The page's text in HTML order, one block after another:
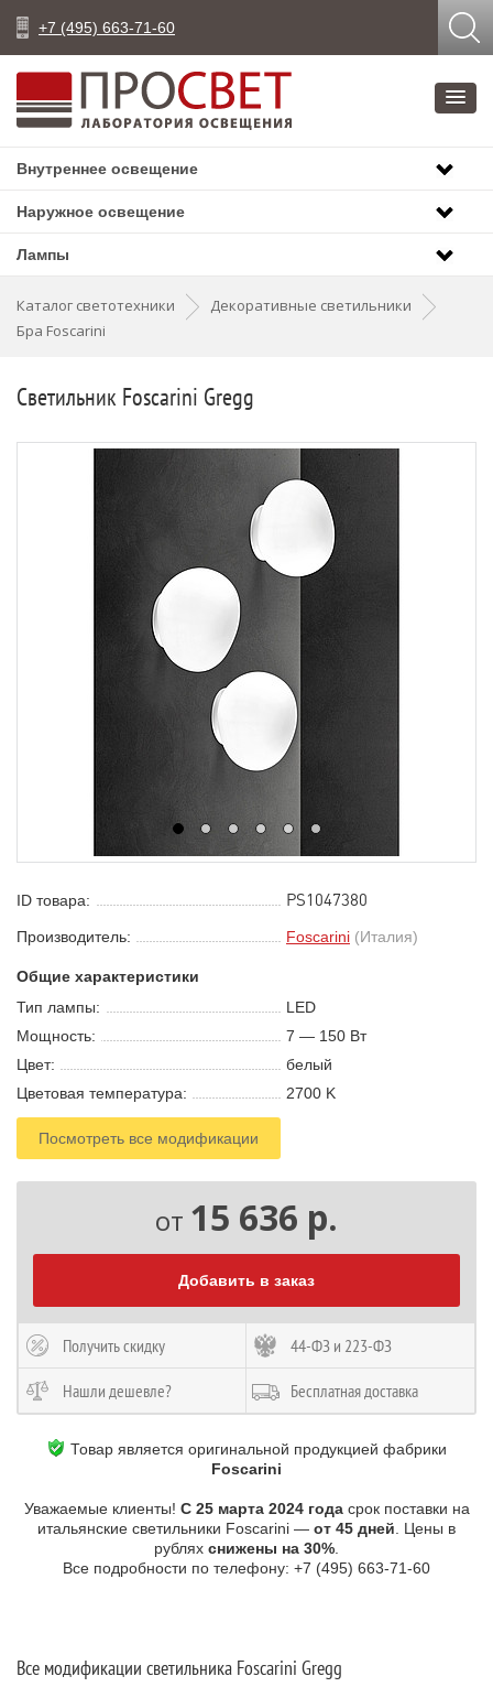
+7 (495) 663-71-60
Внутреннее освещение
Наружное освещение
Лампы
Каталог светотехники
Декоративные светильники
Бра Foscarini
Светильник Foscarini Gregg
ID товара: PS1047380
Производитель: Foscarini (Италия)
Общие характеристики
Тип лампы:
LED
Мощность:
7 — 150 Вт
Цвет:
белый
Цветовая температура:
2700 K
Посмотреть все модификации
от 15 636 р.
Добавить в заказ
Получить скидку 44-ФЗ и 223-ФЗ
Нашли дешевле? Бесплатная доставка
Товар является оригинальной продукцией фабрики
Foscarini
Уважаемые клиенты! С 25 марта 2024 годасрок поставки на
итальянские светильники Foscarini — от 45 дней . Цены в
рублях снижены на 30%
Все подробности по телефону: +7 (495) 663-71-60
Все модификации светильника Foscarini Gregg